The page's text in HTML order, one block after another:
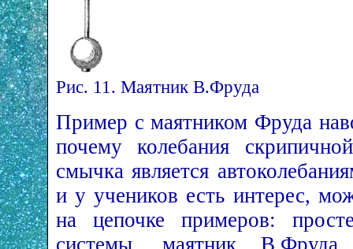
Рис. 11. Маятник В.Фруда
Пример с маятником Фруда
почему колебания
смычка является
и у учеников есть интерес,
на цепочке примеров:
системы, маятник В.Фруда,